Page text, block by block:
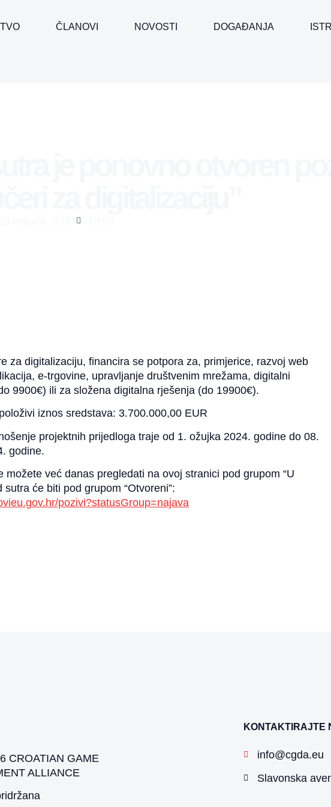
ČLANOVI NOVOSTI DOGAĐANJA
za digitalizaciju, financira se potpora za, primjerice, razvoj web
e-trgovine, upravljanje društvenim mrežama, digitalni
9900€) ili za složena digitalna rješenja (do 19900€).
iznos sredstava: 3.700.000,00 EUR
projektnih prijedloga traje od 1. ožujka 2024. godine do 08.
godine.
možete već danas pregledati na ovoj stranici pod grupom “U
sutra će biti pod grupom “Otvoreni”:
pozivi?statusGroup=najava
CROATIAN GAME
ALLIANCE
KONTAKTIRAJTE
info@cgda.eu
Slavonska